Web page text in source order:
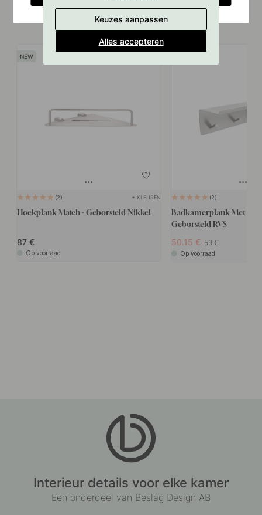
Vergelijkbare producten
2 + KLEUREN
Hoekplank Match - Geborsteld Nikkel
87
Op voorraad
2
Badkamerplank Met
Geborsteld RVS
50.15 59
Op voorraad
Interieur details voor elke kamer
Een onderdeel van Beslag Design AB
Keuzes aanpassen
Alles accepteren